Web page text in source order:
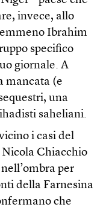
invece, allo
Ibrahim
specifico
giornale. A
mancata (e
una
saheliani.
i casi del
Nicola Chiacchio
per
della Farnesina
che